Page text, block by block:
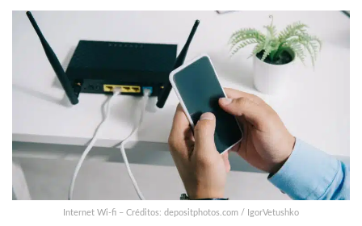
Internet Wi-fi – Créditos: depositphotos.com / IgorVetushko